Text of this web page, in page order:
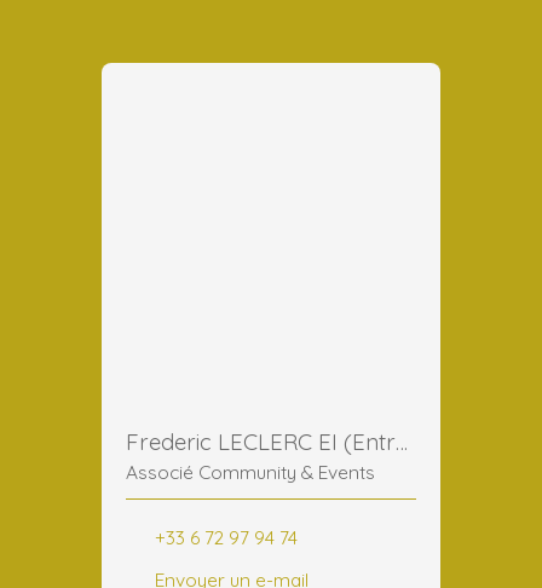
Frederic LECLERC EI (Entreprise Individuelle)
Associé Community & Events
+33 6 72 97 94 74
Envoyer un e-mail